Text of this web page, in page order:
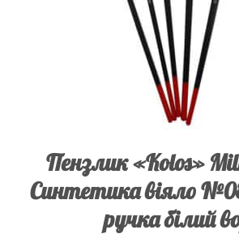
Пензлик «Kolos»
Синтетика віяло
ручка білий